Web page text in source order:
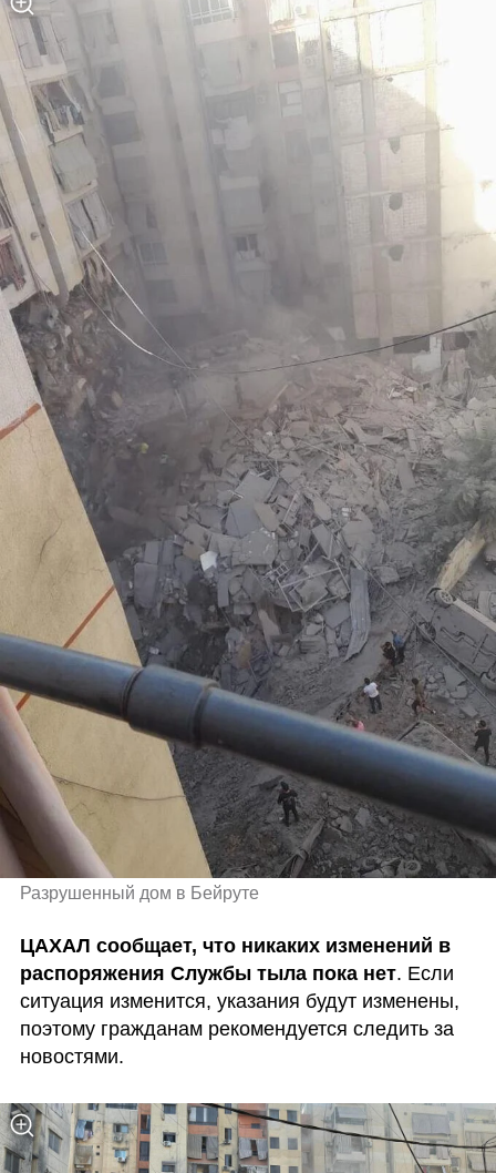
Разрушенный дом в Бейруте
ЦАХАЛ сообщает, что никаких изменений в
распоряжения Службы тыла пока нет. Если
ситуация изменится, указания будут изменены,
поэтому гражданам рекомендуется следить за
новостями.